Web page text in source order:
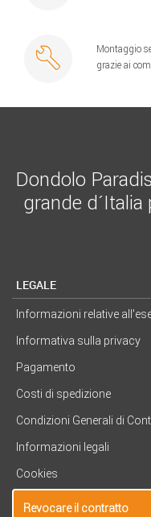
Montaggio
grazie ai
Dondolo
grande
LEGALE
Informazioni relative
Informativa sulla privacy
Pagamento
Costi di spedizione
Condizioni Generali di
Informazioni legali
Cookies
Revocare il contratto